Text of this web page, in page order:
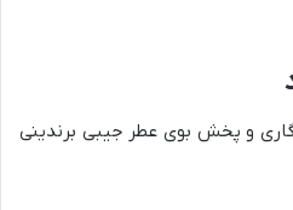
و پخش بوی عطر جیبی برندینی